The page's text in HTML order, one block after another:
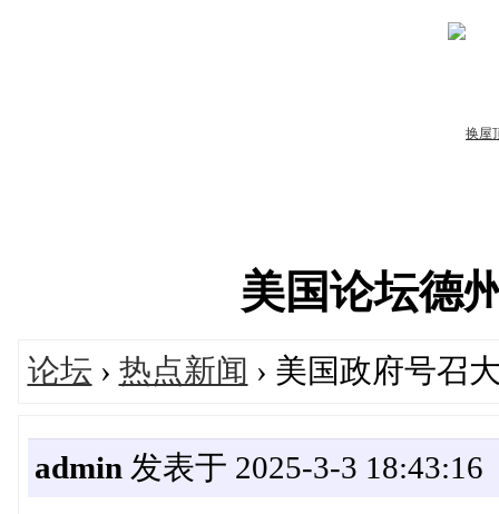
美国论坛德
论坛 › 热点新闻 › 美国政府号召
admin 发表于 2025-3-3 18:43:16